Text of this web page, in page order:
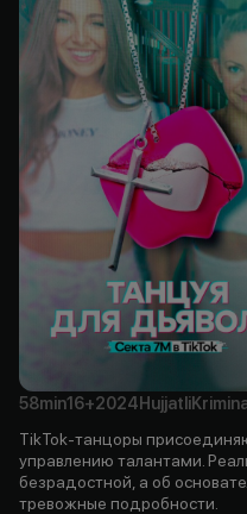
58min16+2024 Hujjatli
TikTok-танцоры
управлению талантами.
безрадостной, а об
тревожные подробности.